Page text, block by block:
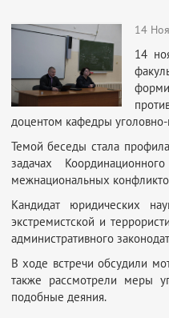
14
14
доцентом кафедры
Темой беседы стала
задачах
межнациональных
Кандидат юридических
экстремистской и
административного
В ходе встречи обсудили
также рассмотрели меры
подобные деяния.